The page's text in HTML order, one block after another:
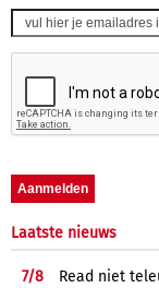
Laatste nieuws
7/8
Read niet